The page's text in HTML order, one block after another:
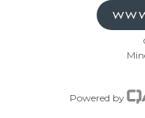
Powered by